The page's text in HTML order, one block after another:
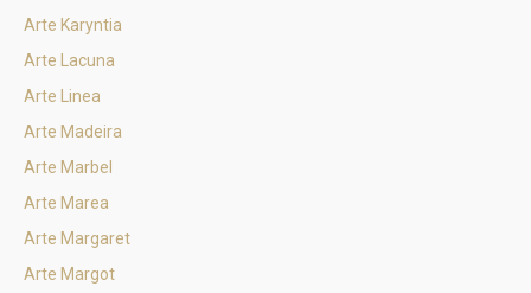
Arte Karyntia
Arte Lacuna
Arte Linea
Arte Madeira
Arte Marbel
Arte Marea
Arte Margaret
Arte Margot